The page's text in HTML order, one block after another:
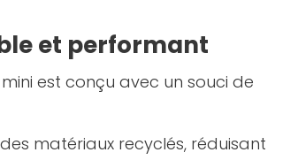
et performant
est conçu avec un souci de
matériaux recyclés, réduisant